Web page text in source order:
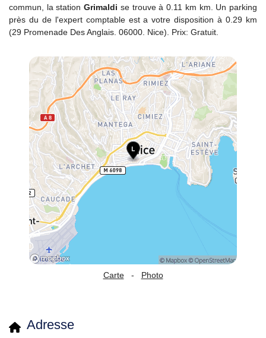
commun, la stationGrimaldi se trouve à 0.11 km km. Un parking
près du de l'expert comptable est a votre disposition à 0.29 km
(29 Promenade Des Anglais. 06000. Nice). Prix: Gratuit.
Carte - Photo
Adresse